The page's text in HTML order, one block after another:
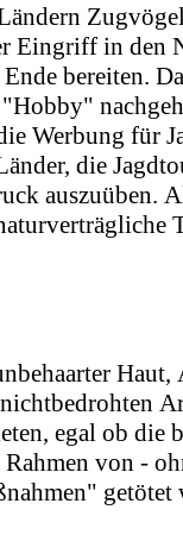
Eingriff in den
bereiten.
Werbung für
die
auszuüben.
Haut,
egal ob die
Rahmen von -